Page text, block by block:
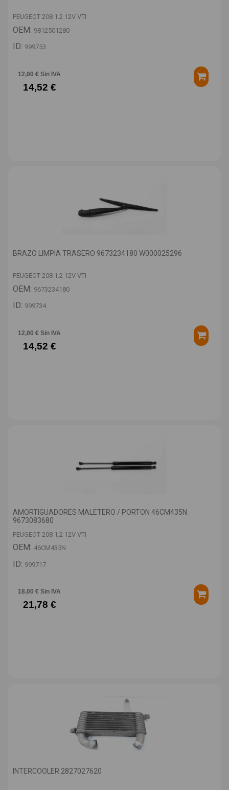
PEUGEOT 208 1.2 12V VTI
OEM: 9812501280
ID: 999753
12,00 € Sin IVA
14,52 €
BRAZO LIMPIA TRASERO 9673234180 W000025296
PEUGEOT 208 1.2 12V VTI
OEM: 9673234180
ID: 999734
12,00 € Sin IVA
14,52 €
AMORTIGUADORES MALETERO / PORTON 46CM435N
9673083680
PEUGEOT 208 1.2 12V VTI
OEM: 46CM435N
ID: 999717
18,00 € Sin IVA
21,78 €
INTERCOOLER 2827027620